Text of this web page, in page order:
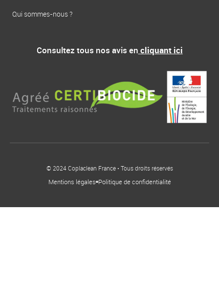
Qui sommes-nous ?
Consultez tous nos avis en cliquant ici
© 2024 Coplaclean France • Tous droits réservés
Mentions légales Politique de confidentialité